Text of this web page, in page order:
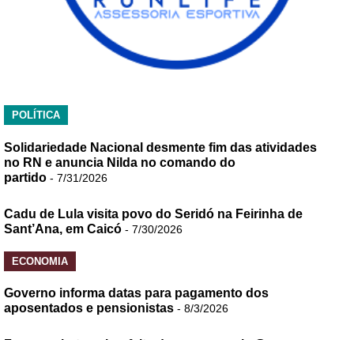
POLÍTICA
Solidariedade Nacional desmente fim das atividades
no RN e anuncia Nilda no comando do
partido - 7/31/2026
Cadu de Lula visita povo do Seridó na Feirinha de
Sant’Ana, em Caicó - 7/30/2026
ECONOMIA
Governo informa datas para pagamento dos
aposentados e pensionistas - 8/3/2026